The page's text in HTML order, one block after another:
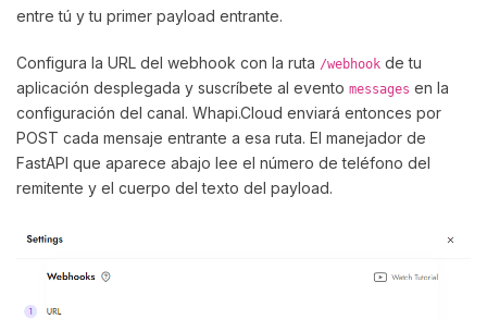
entre tú y tu primer payload entrante.
Configura la URL del webhook con la ruta /webhook de tu
aplicación desplegada y suscríbete al evento messages en la
configuración del canal. Whapi.Cloud enviará entonces por
POST cada mensaje entrante a esa ruta. El manejador de
FastAPI que aparece abajo lee el número de teléfono del
remitente y el cuerpo del texto del payload.